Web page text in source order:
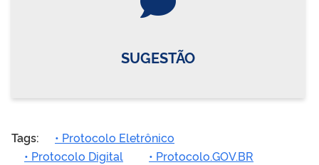
SUGESTÃO
Tags:
• Protocolo Eletrônico
• Protocolo Digital
• Protocolo.GOV.BR